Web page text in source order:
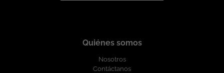
Quiénes somos
Nosotros
Contáctanos